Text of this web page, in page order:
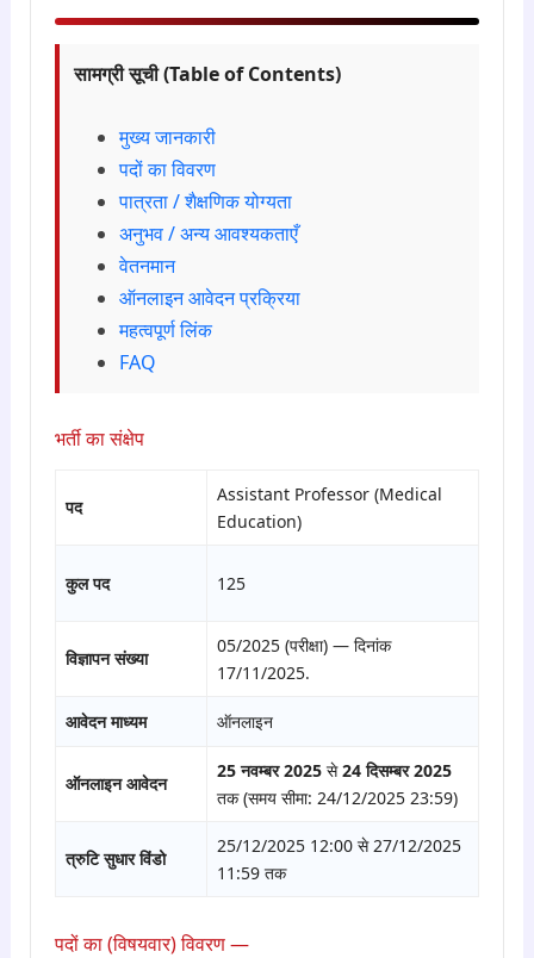
सामग्री सूची (Table of Contents)
मुख्य जानकारी
पदों का विवरण
पात्रता / शैक्षणिक योग्यता
अनुभव / अन्य आवश्यकताएँ
वेतनमान
ऑनलाइन आवेदन प्रक्रिया
महत्वपूर्ण लिंक
FAQ
भर्ती का संक्षेप
पद
Assistant Professor (Medical
Education)
कुल पद 125
विज्ञापन संख्या
05/2025 (परीक्षा) — दिनांक
17/11/2025.
आवेदन माध्यम ऑनलाइन
ऑनलाइन आवेदन
25 नवम्बर 2025से24 दिसम्बर 2025
तक (समय सीमा: 24/12/2025 23:59)
त्रुटि सुधार विंडो
25/12/2025 12:00 से 27/12/2025
11:59 तक
पदों का (विषयवार) विवरण —